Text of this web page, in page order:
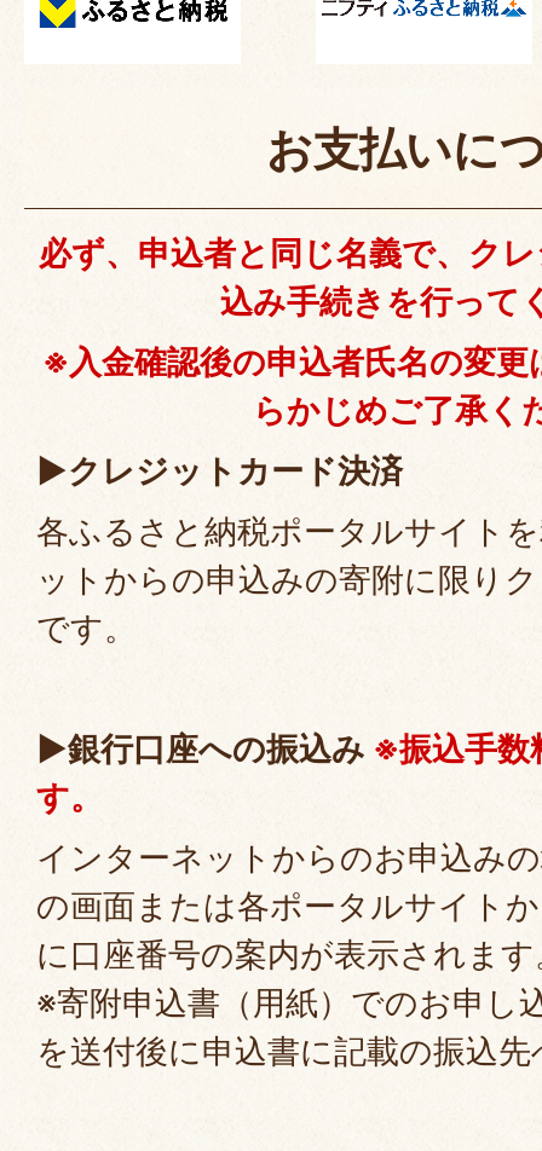
お支払いに
必ず、申込者と同じ名義で、ク
込み手続きを行って
※入金確認後の申込者氏名の変
らかじめご了承く
▶クレジットカード決済
各ふるさと納税ポータルサイト
ットからの申込みの寄附に限り
です。
▶銀行口座への振込み ※振込手数
す。
インターネットからのお申込み
の画面または各ポータルサイト
に口座番号の案内が表示されます
※寄附申込書（用紙）でのお申し
を送付後に申込書に記載の振込